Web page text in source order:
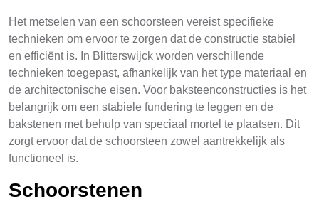
Het metselen van een schoorsteen vereist specifieke
technieken om ervoor te zorgen dat de constructie stabiel
en efficiënt is. In Blitterswijck worden verschillende
technieken toegepast, afhankelijk van het type materiaal en
de architectonische eisen. Voor baksteenconstructies is het
belangrijk om een stabiele fundering te leggen en de
bakstenen met behulp van speciaal mortel te plaatsen. Dit
zorgt ervoor dat de schoorsteen zowel aantrekkelijk als
functioneel is.
Schoorstenen